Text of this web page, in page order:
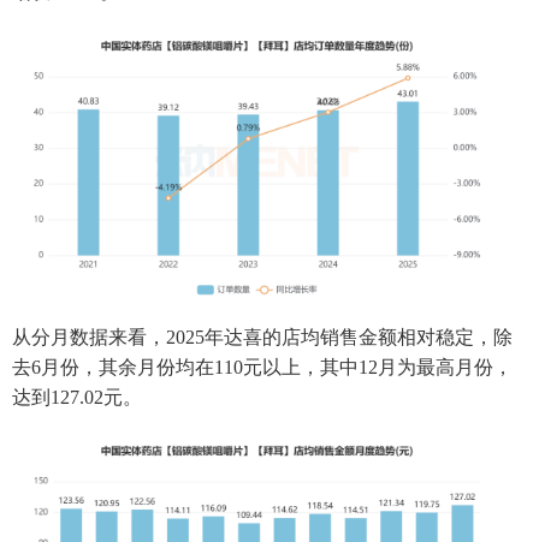
从分月数据来看，2025年达喜的店均销售金额相对稳定，除
去6月份，其余月份均在110元以上，其中12月为最高月份，
达到127.02元。